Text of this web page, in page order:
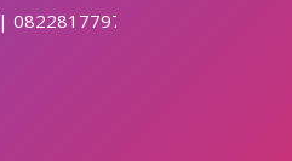
| 082281779727 TEMPAT ABORSI